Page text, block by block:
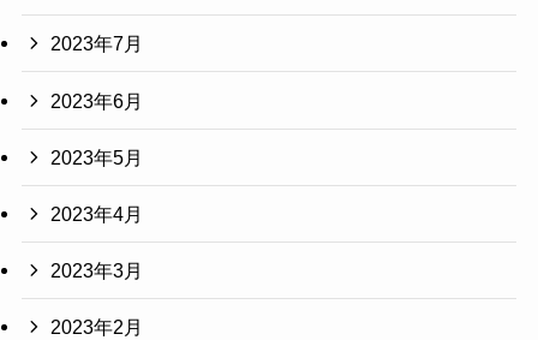
2023年7月
2023年6月
2023年5月
2023年4月
2023年3月
2023年2月